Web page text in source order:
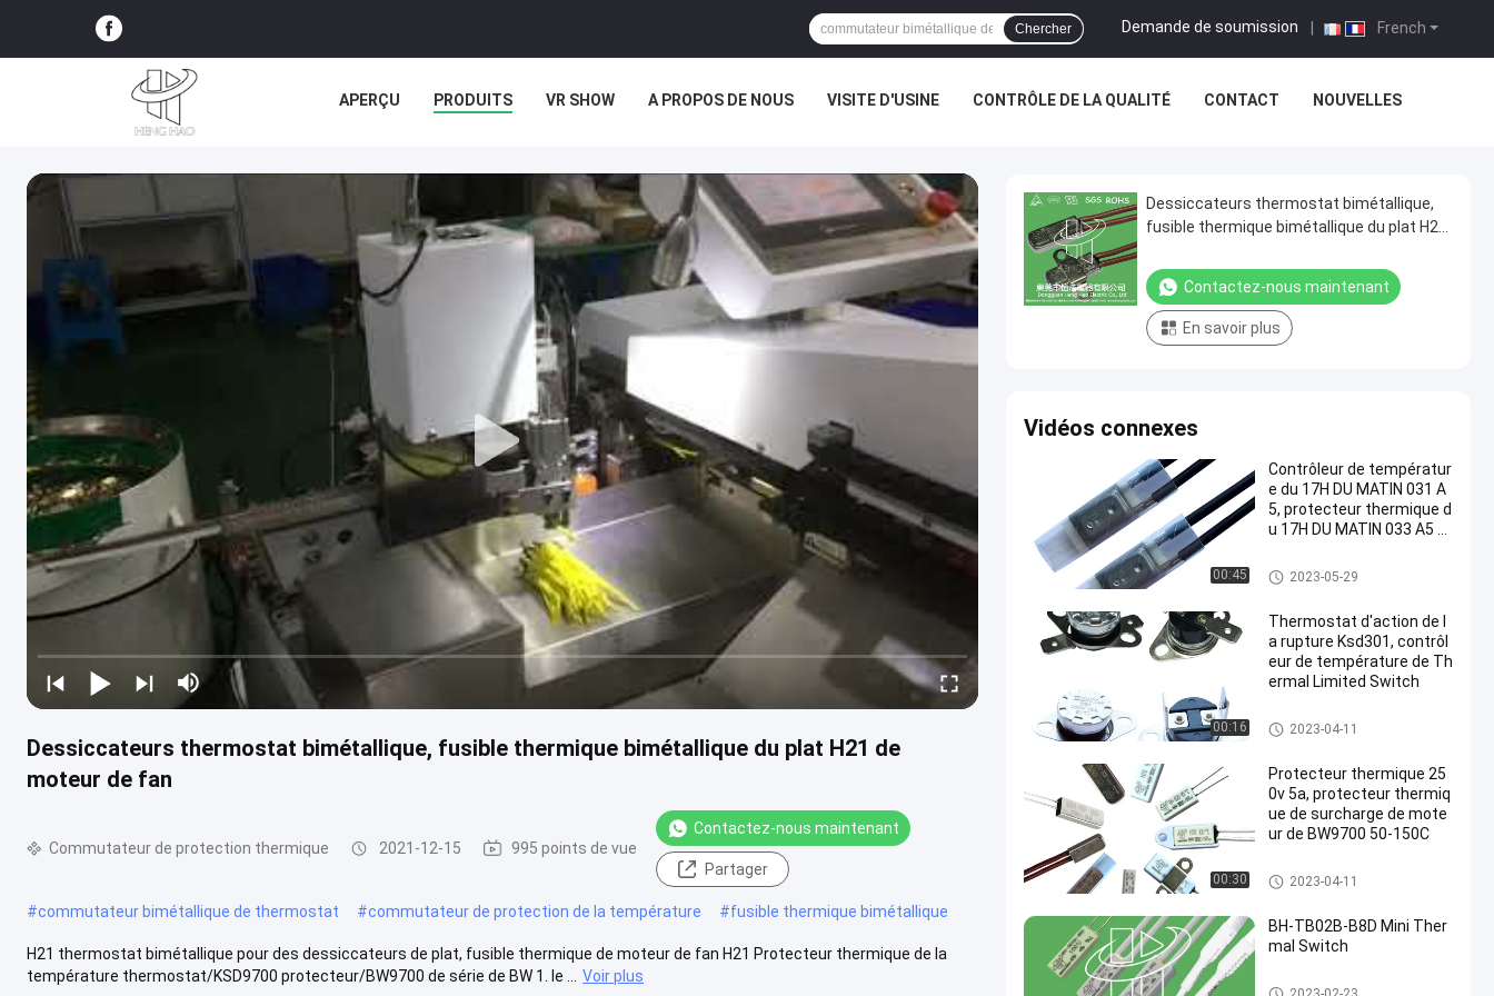
French
Demande de soumission
Chercher
APERÇU PRODUITS VR SHOW A PROPOS DE NOUS VISITE D'USINE CONTRÔLE DE LA QUALITÉ CONTACT NOUVELLES
Dessiccateurs thermostat bimétallique, fusible thermique bimétallique du plat H21 de
moteur de fan
Commutateur de protection thermique 2021-12-15 995 points de vue
Contactez-nous maintenant
Partager
#commutateur bimétallique de thermostat #commutateur de protection de la température #fusible thermique bimétallique
H21 thermostat bimétallique pour des dessiccateurs de plat, fusible thermique de moteur de fan H21 Protecteur thermique de la
température thermostat/KSD9700 protecteur/BW9700 de série de BW 1. le ...
Voir plus
Dessiccateurs thermostat bimétallique,
fusible thermique bimétallique du plat H21
Contactez-nous maintenant
En savoir plus
Vidéos connexes
00:45
Contrôleur de températur
e du 17H DU MATIN 031 A
5, protecteur thermique d
u 17H DU MATIN 033 A5 d
protecteur de courant ascenda
nt de 17h du matin
2023-05-29
00:16
Thermostat d'action de l
a rupture Ksd301, contrôl
eur de température de Th
ermal Limited Switch
Thermostat du bimétal KSD30
1
2023-04-11
00:30
Protecteur thermique 25
0v 5a, protecteur thermiq
ue de surcharge de mote
ur de BW9700 50-150C
Thermostat du bimétal KSD30
1
2023-04-11
BH-TB02B-B8D Mini Ther
mal Switch
Mini interrupteur thermique